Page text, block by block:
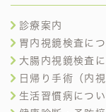
診療案内
胃内視鏡検査に
大腸内視鏡検査
日帰り手術（内
生活習慣病につい